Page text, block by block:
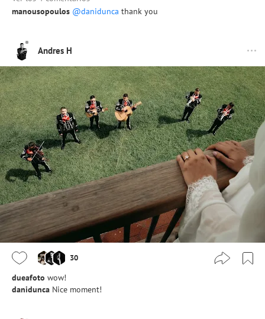
manousopoulos @danidunca thank you
Andres H
30
dueafoto wow!
danidunca Nice moment!